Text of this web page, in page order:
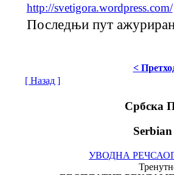
http://svetigora.wordpress.com/
Последњи пут
<
[ Назад ]
Србска
УВОДНА РЕЧ